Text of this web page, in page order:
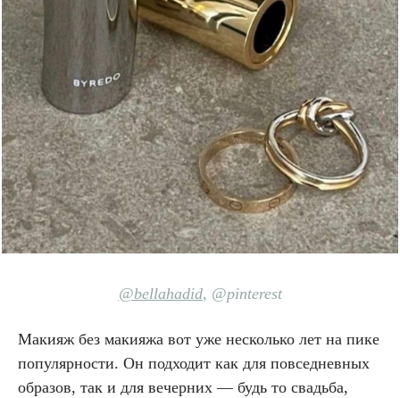
@bellahadid, @pinterest
Макияж без макияжа вот уже несколько лет на пике
популярности. Он подходит как для повседневных
образов, так и для вечерних — будь то свадьба,